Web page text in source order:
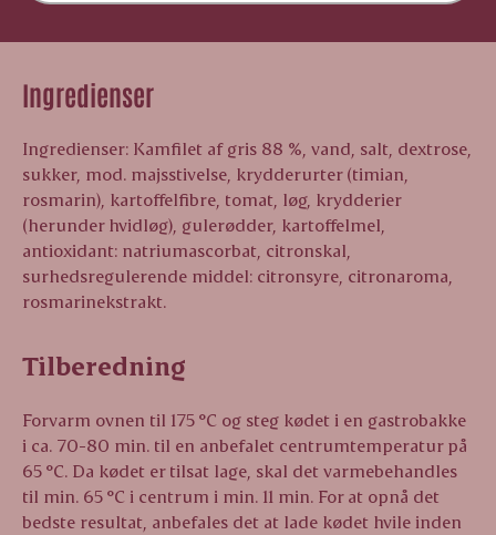
Ingredienser
Ingredienser: Kamfilet af gris 88 %, vand, salt, dextrose,
sukker, mod. majsstivelse, krydderurter (timian,
rosmarin), kartoffelfibre, tomat, løg, krydderier
(herunder hvidløg), gulerødder, kartoffelmel,
antioxidant: natriumascorbat, citronskal,
surhedsregulerende middel: citronsyre, citronaroma,
rosmarinekstrakt.
Tilberedning
Forvarm ovnen til 175 °C og steg kødet i en gastrobakke
i ca. 70-80 min. til en anbefalet centrumtemperatur på
65 °C. Da kødet er tilsat lage, skal det varmebehandles
til min. 65 °C i centrum i min. 11 min. For at opnå det
bedste resultat, anbefales det at lade kødet hvile inden